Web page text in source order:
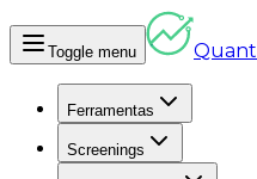
Toggle menu Quant
Ferramentas
Screenings